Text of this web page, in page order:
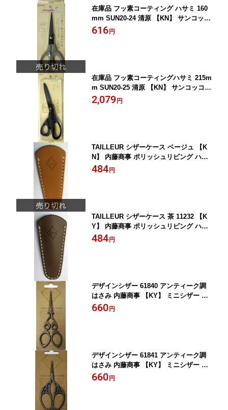
在庫品 フッ素コーティング ハサミ 160
mm SUN20-24 清原 【KN】 サンコッコ
ー KIYOHARA はさみ 手芸 ソーイング
616 円
在庫品 フッ素コーティングハサミ 215m
m SUN20-25 清原 【KN】 サンコッコー
KIYOHARA はさみ 手芸 ソーイング
2,079 円
TAILLEUR シザーケース ベージュ 【K
N】 内藤商事 ポリッシュリビング ハサ
ミ用レザーカバー
484 円
TAILLEUR シザーケース 茶 11232 【K
Y】 内藤商事 ポリッシュリビング ハサ
ミ用レザーカバー
484 円
デザインシザー 61840 アンティーク調
はさみ 内藤商事 【KY】 ミニシザー ミ
ニはさみ
660 円
デザインシザー 61841 アンティーク調
はさみ 内藤商事 【KY】 ミニシザー ミ
ニはさみ
660 円